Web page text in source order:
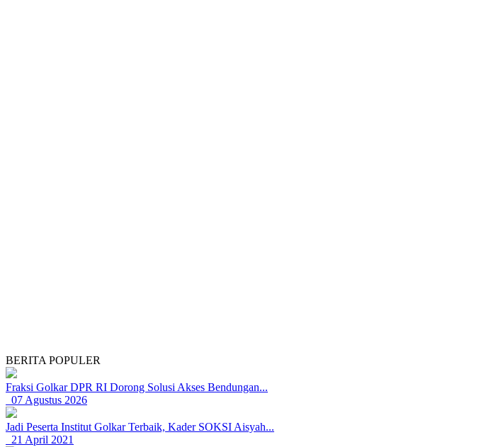
BERITA POPULER
Fraksi Golkar DPR RI Dorong Solusi Akses Bendungan...
07 Agustus 2026
Jadi Peserta Institut Golkar Terbaik, Kader SOKSI Aisyah...
21 April 2021